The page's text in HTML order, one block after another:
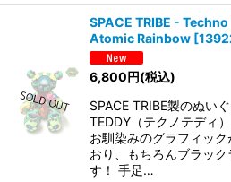
SPACE TRIBE -
Atomic Rainbow [
6,800 円(税込)
SPACE TRIBE製のぬい
TEDDY（テクノテディ
お馴染みのグラフィッ
おり、もちろんブラッ
す！ 手足…